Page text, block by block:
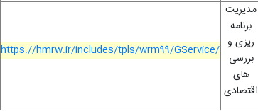
https://hmrw.ir/includes/tpls/wrm99/GService/
مدیریت
برنامه
ریزی و
بررسی
های
اقتصادی